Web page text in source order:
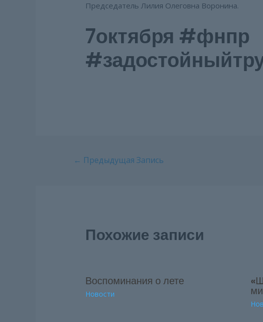
Председатель Лилия Олеговна Воронина.
7октября #фнпр
Навигация
← Предыдущая Запись
Похожие записи
Воспоминания о лете
Новости